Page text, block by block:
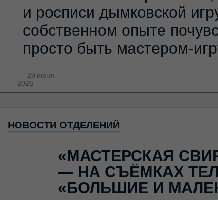
и росписи дымковской
собственном опыте
просто быть мастером-
29 июня
2026
НОВОСТИ ОТДЕЛЕНИЙ
«МАСТЕРСКАЯ
— НА СЪЁМКАХ
«БОЛЬШИЕ И